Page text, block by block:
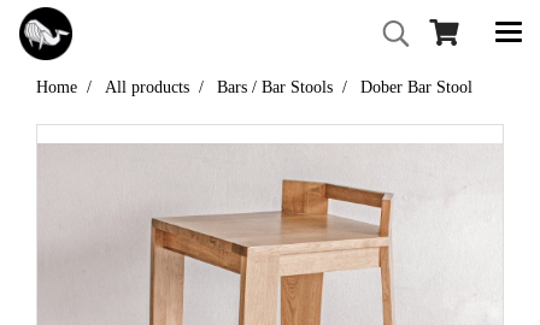
Home All products Bars / Bar Stools Dober Bar Stool